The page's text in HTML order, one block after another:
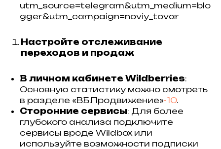
utm_source=telegram&utm_medium=blo
gger&utm_campaign=noviy_tovar
Настройте отслеживание
переходов и продаж
В личном кабинете Wildberries:
Основную статистику можно смотреть
в разделе «ВБ.Продвижение»-10.
Сторонние сервисы: Для более
глубокого анализа подключите
сервисы вроде Wildbox или
используйте возможности подписки